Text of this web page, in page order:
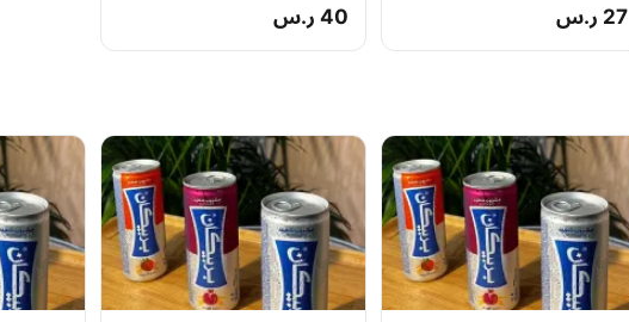
والجوز المكرمل والبطاطس المقرمشة
27 ر.س
والجوز المكرمل والبطاطس المقرمشة
40 ر.س